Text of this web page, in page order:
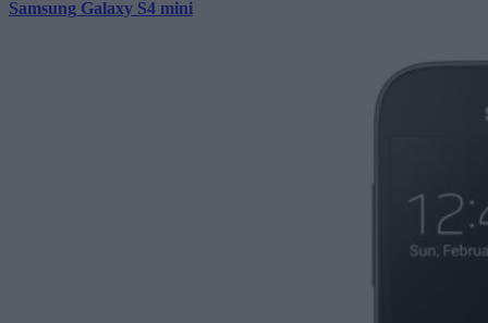
Samsung Galaxy S4 mini